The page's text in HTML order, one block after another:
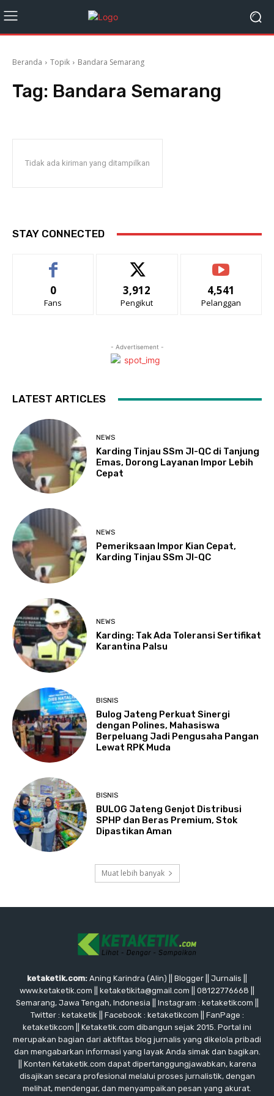
Beranda Topik Bandara Semarang
Tag: Bandara Semarang
Tidak ada kiriman yang ditampilkan
STAY CONNECTED
0
Fans
3,912
Pengikut
4,541
Pelanggan
- Advertisement -
LATEST ARTICLES
NEWS
Karding Tinjau SSm JI-QC di Tanjung
Emas, Dorong Layanan Impor Lebih
Cepat
NEWS
Pemeriksaan Impor Kian Cepat,
Karding Tinjau SSm JI-QC
NEWS
Karding: Tak Ada Toleransi Sertifikat
Karantina Palsu
BISNIS
Bulog Jateng Perkuat Sinergi
dengan Polines, Mahasiswa
Berpeluang Jadi Pengusaha Pangan
Lewat RPK Muda
BISNIS
BULOG Jateng Genjot Distribusi
SPHP dan Beras Premium, Stok
Dipastikan Aman
Muat lebih banyak
ketaketik.com: Aning Karindra (Alin) || Blogger || Jurnalis ||
www.ketaketik.com || ketaketikita@gmail.com || 08122776668 ||
Semarang, Jawa Tengah, Indonesia || Instagram : ketaketikcom ||
Twitter : ketaketik || Facebook : ketaketikcom || FanPage :
ketaketikcom || Ketaketik.com dibangun sejak 2015. Portal ini
merupakan bagian dari aktifitas blog jurnalis yang dikelola pribadi
dan mengabarkan informasi yang layak Anda simak dan bagikan.
|| Konten Ketaketik.com dapat dipertanggungjawabkan, karena
disajikan secara profesional melalui proses jurnalistik, dengan
melihat, mendengar, dan menyampaikan pesan yang akurat.